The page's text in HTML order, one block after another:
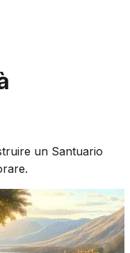
un Santuario